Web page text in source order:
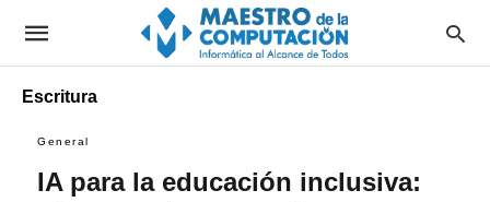
Escritura
General
IA para la educación inclusiva: